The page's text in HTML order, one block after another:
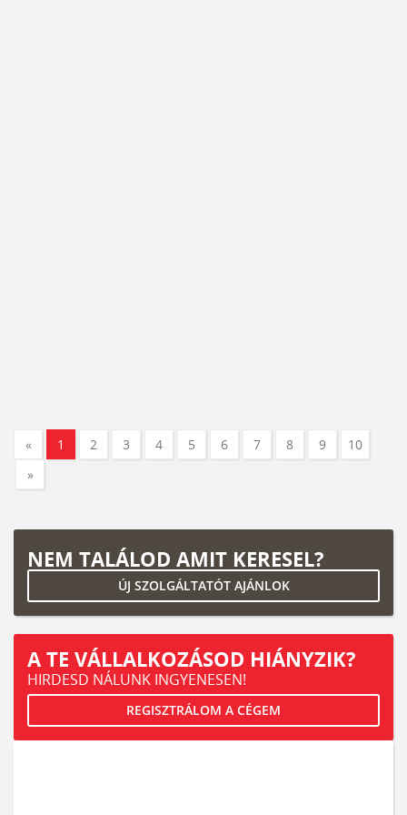
« 1 2 3 4 5 6 7 8 9
10
»
NEM TALÁLOD AMIT KERESEL?
ÚJ SZOLGÁLTATÓT AJÁNLOK
A TE VÁLLALKOZÁSOD HIÁNYZIK?
HIRDESD NÁLUNK INGYENESEN!
REGISZTRÁLOM A CÉGEM